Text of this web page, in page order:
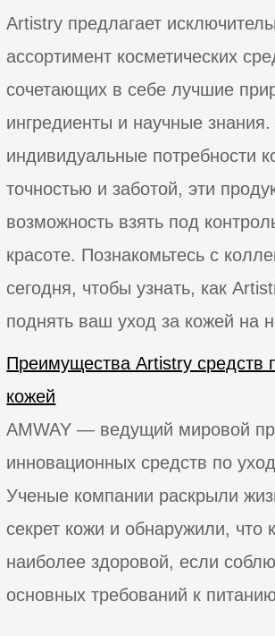
Artistry предлагает
ассортимент косметических
сочетающих в себе лучшие
ингредиенты и научные
индивидуальные потребности
точностью и заботой, эти
возможность взять под
красоте. Познакомьтесь с
сегодня, чтобы узнать, как
поднять ваш уход за кожей на
Преимущества Artistry средств
кожей
AMWAY — ведущий мировой
инновационных средств по
Ученые компании раскрыли
секрет кожи и обнаружили, что
наиболее здоровой, если
основных требований к